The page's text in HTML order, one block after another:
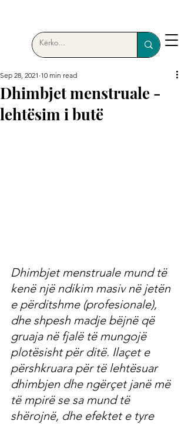
Dhimbjet menstruale -
lehtësim i butë
Sep 28, 2021 10 min read
Dhimbjet menstruale mund të
kenë një ndikim masiv në jetën
e përditshme (profesionale),
dhe shpesh madje bëjnë që
gruaja në fjalë të mungojë
plotësisht për ditë. Ilaçet e
përshkruara për të lehtësuar
dhimbjen dhe ngërçet janë më
të mpirë se sa mund të
shërojnë, dhe efektet e tyre